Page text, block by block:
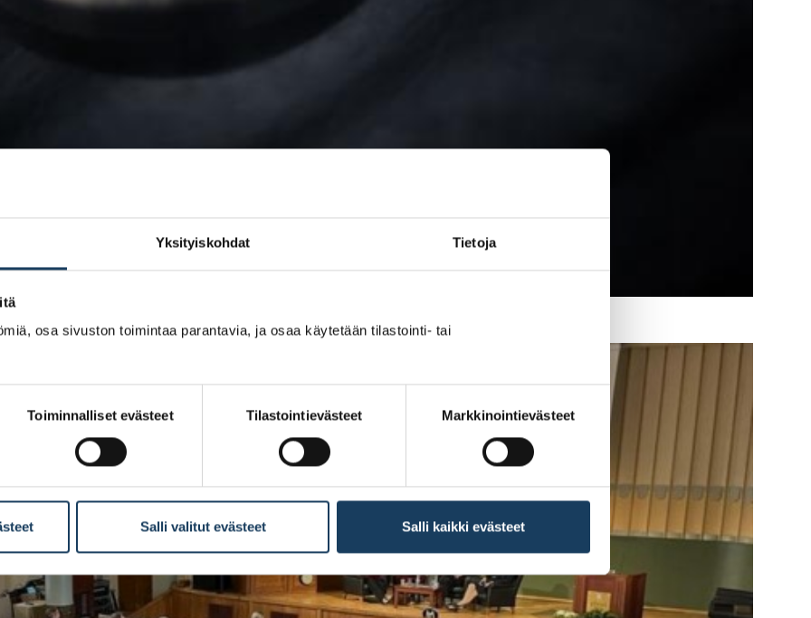
Yksityiskohdat Tietoja
osa sivuston toimintaa parantavia, ja osaa käytetään tilastointi- tai
Toiminnalliset evästeet Tilastointievästeet Markkinointievästeet
Salli valitut evästeet Salli kaikki evästeet